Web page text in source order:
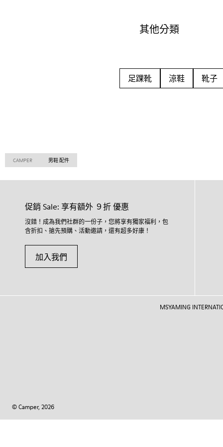
其他分類
足踝靴 涼鞋 靴子
CAMPER 男鞋 配件
促銷 Sale: 享有額外 ９折 優惠
沒錯！成為我們社群的一份子，您將享有獨家福利，包
含折扣、搶先預購、活動邀請，還有超多好康！
加入我們
© Camper, 2026
MSYAMING